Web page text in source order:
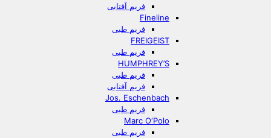
فریم آفتابی
Fineline
فریم طبی
FREIGEIST
فریم طبی
HUMPHREY’S
فریم طبی
فریم آفتابی
Jos. Eschenbach
فریم طبی
Marc O‘Polo
فریم طبی